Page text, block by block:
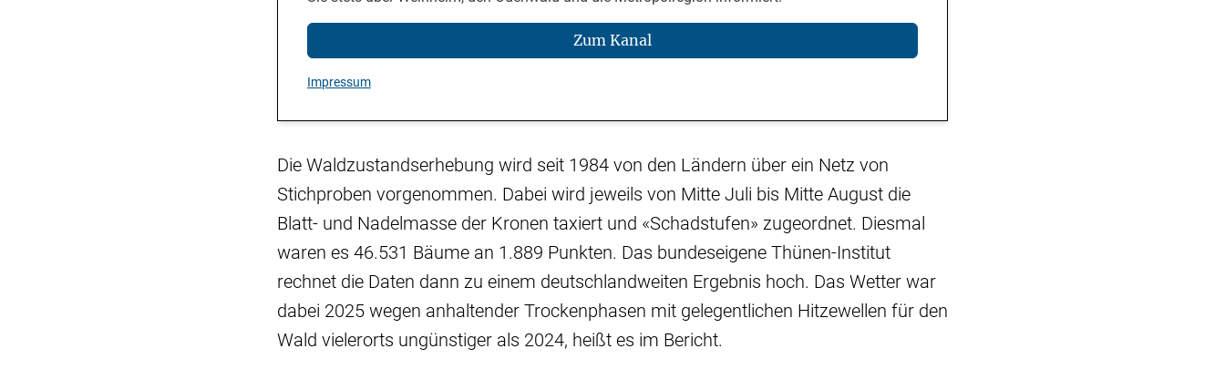
Zum Kanal
Impressum
Die Waldzustandserhebung wird seit 1984 von den Ländern über ein Netz von
Stichproben vorgenommen. Dabei wird jeweils von Mitte Juli bis Mitte August die
Blatt- und Nadelmasse der Kronen taxiert und «Schadstufen» zugeordnet. Diesmal
waren es 46.531 Bäume an 1.889 Punkten. Das bundeseigene Thünen-Institut
rechnet die Daten dann zu einem deutschlandweiten Ergebnis hoch. Das Wetter war
dabei 2025 wegen anhaltender Trockenphasen mit gelegentlichen Hitzewellen für den
Wald vielerorts ungünstiger als 2024, heißt es im Bericht.